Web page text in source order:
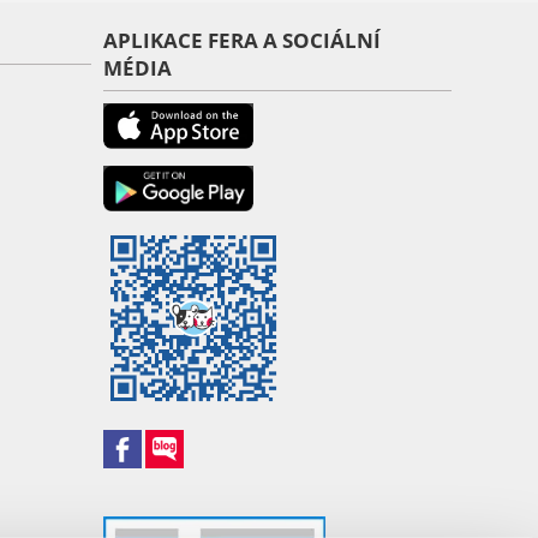
APLIKACE FERA A SOCIÁLNÍ
MÉDIA